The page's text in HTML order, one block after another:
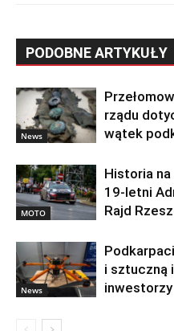
PODOBNE ARTYKUŁY
News
rządu
wątek
MOTO
Historia
19-letni
Rajd
News
i sztuczną
inwestorzy